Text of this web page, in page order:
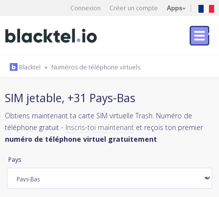
Connexion Créer un compte Apps
Blacktel » Numéros de téléphone virtuels
SIM jetable, +31 Pays-Bas
Obtiens maintenant ta carte SIM virtuelle Trash. Numéro de
téléphone gratuit - Inscris-toi maintenant et reçois ton premier
numéro de téléphone virtuel gratuitement.
Pays